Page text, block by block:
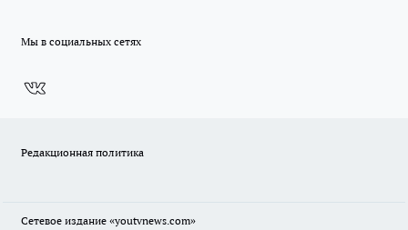
Мы в социальных сетях
Редакционная политика
Сетевое издание «youtvnews.com»